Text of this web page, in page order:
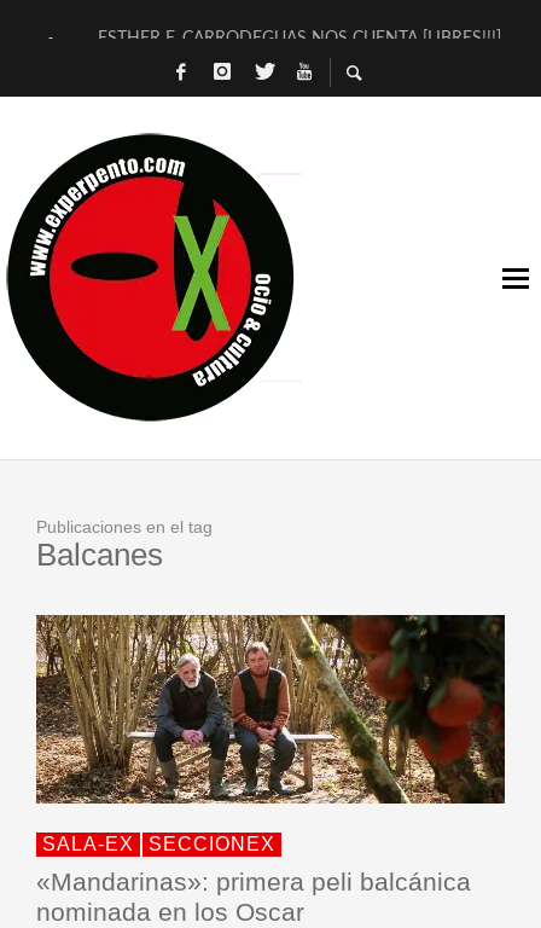
ESTHER F. CARRODEGUAS NOS CUENTA [LIBRES!!!]
[TERRA DE GUAPES] DE SANDRA MONFORT
TIMBRE 4, LA ESCUELA DEL DIRECTOR TEATRAL CLAUDIO
30 AÑOS (NO ES NADA) DE LA KATARSIS DEL TOMATAZO
MILITARES JUDÍAS EN #EXVITA
D’BALDOMEROS REINVENTAN [BITÁCORA 3.0] EN EXVITA
MARSHALL FLASH PRESENTA EN EXVITA [RELATIVA
JOFRE BARDAGÍ EN EXVITA INTERPRETANDO A SERRAT
Publicaciones en el tag
Balcanes
SALA-EX SECCIONEX
«Mandarinas»: primera peli balcánica
nominada en los Oscar